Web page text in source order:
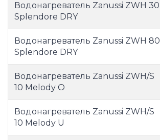
Водонагреватель Zanussi ZWH 30
Splendore DRY
Водонагреватель Zanussi ZWH 80
Splendore DRY
Водонагреватель Zanussi ZWH/S
10 Melody O
Водонагреватель Zanussi ZWH/S
10 Melody U